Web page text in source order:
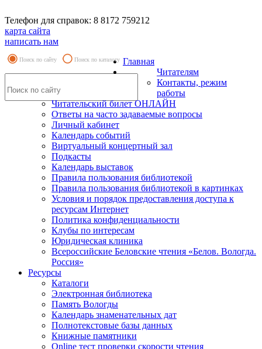
Телефон для справок: 8 8172 759212
карта сайта
написать нам
Поиск по сайту Поиск по каталогу Главная
Читателям
Контакты, режим
работы
Читательский билет ОНЛАЙН
Ответы на часто задаваемые вопросы
Личный кабинет
Календарь событий
Виртуальный концертный зал
Подкасты
Календарь выставок
Правила пользования библиотекой
Правила пользования библиотекой в картинках
Условия и порядок предоставления доступа к
ресурсам Интернет
Политика конфиденциальности
Клубы по интересам
Юридическая клиника
Всероссийские Беловские чтения «Белов. Вологда.
Россия»
Ресурсы
Каталоги
Электронная библиотека
Память Вологды
Календарь знаменательных дат
Полнотекстовые базы данных
Книжные памятники
Online тест проверки скорости чтения